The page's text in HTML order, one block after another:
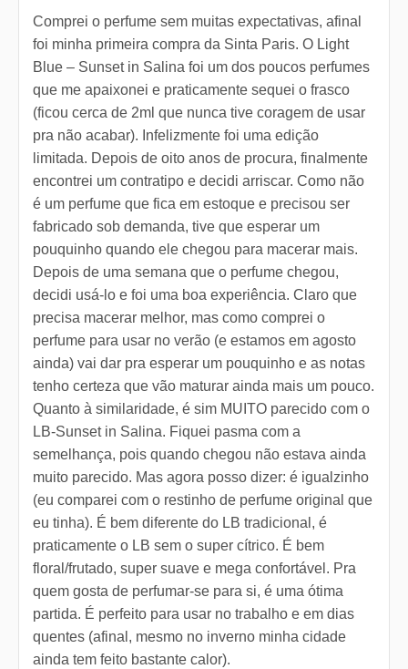
Comprei o perfume sem muitas expectativas, afinal
foi minha primeira compra da Sinta Paris. O Light
Blue – Sunset in Salina foi um dos poucos perfumes
que me apaixonei e praticamente sequei o frasco
(ficou cerca de 2ml que nunca tive coragem de usar
pra não acabar). Infelizmente foi uma edição
limitada. Depois de oito anos de procura, finalmente
encontrei um contratipo e decidi arriscar. Como não
é um perfume que fica em estoque e precisou ser
fabricado sob demanda, tive que esperar um
pouquinho quando ele chegou para macerar mais.
Depois de uma semana que o perfume chegou,
decidi usá-lo e foi uma boa experiência. Claro que
precisa macerar melhor, mas como comprei o
perfume para usar no verão (e estamos em agosto
ainda) vai dar pra esperar um pouquinho e as notas
tenho certeza que vão maturar ainda mais um pouco.
Quanto à similaridade, é sim MUITO parecido com o
LB-Sunset in Salina. Fiquei pasma com a
semelhança, pois quando chegou não estava ainda
muito parecido. Mas agora posso dizer: é igualzinho
(eu comparei com o restinho de perfume original que
eu tinha). É bem diferente do LB tradicional, é
praticamente o LB sem o super cítrico. É bem
floral/frutado, super suave e mega confortável. Pra
quem gosta de perfumar-se para si, é uma ótima
partida. É perfeito para usar no trabalho e em dias
quentes (afinal, mesmo no inverno minha cidade
ainda tem feito bastante calor).